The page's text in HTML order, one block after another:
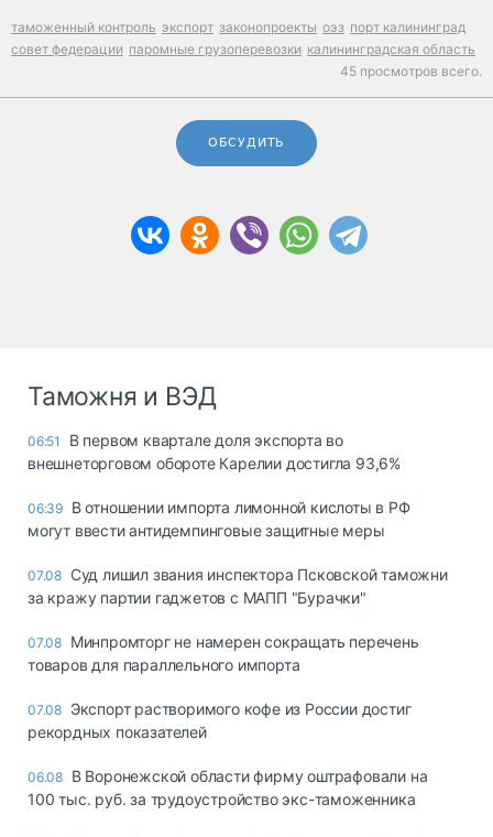
таможенный контроль экспорт законопроекты оэз порт калининград
совет федерации паромные грузоперевозки калининградская область
45 просмотров всего.
ОБСУДИТЬ
Таможня и ВЭД
06:51
В первом квартале доля экспорта во
внешнеторговом обороте Карелии достигла 93,6%
06:39 В отношении импорта лимонной кислоты в РФ
могут ввести антидемпинговые защитные меры
07.08 Суд лишил звания инспектора Псковской таможни
за кражу партии гаджетов с МАПП "Бурачки"
07.08 Минпромторг не намерен сокращать перечень
товаров для параллельного импорта
07.08 Экспорт растворимого кофе из России достиг
рекордных показателей
06.08 В Воронежской области фирму оштрафовали на
100 тыс. руб. за трудоустройство экс-таможенника